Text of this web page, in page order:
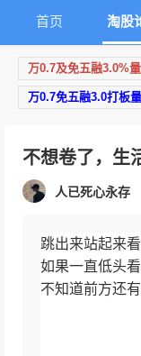
首页 淘股
万0.7及免五融3.0%
万0.7免五融3.0打板
不想卷了，生
人已死心永存
跳出来站起来
如果一直低头
不知道前方还